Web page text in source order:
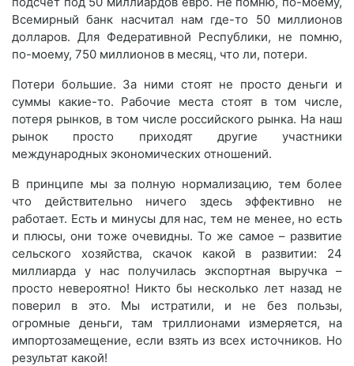
Всемирный банк насчитал нам где-то 50 миллионов
долларов. Для Федеративной Республики, не помню,
по-моему, 750 миллионов в месяц, что ли, потери.
Потери большие. За ними стоят не просто деньги и
суммы какие-то. Рабочие места стоят в том числе,
потеря рынков, в том числе российского рынка. На наш
рынок просто приходят другие участники
международных экономических отношений.
В принципе мы за полную нормализацию, тем более
что действительно ничего здесь эффективно не
работает. Есть и минусы для нас, тем не менее, но есть
и плюсы, они тоже очевидны. То же самое – развитие
сельского хозяйства, скачок какой в развитии: 24
миллиарда у нас получилась экспортная выручка –
просто невероятно! Никто бы несколько лет назад не
поверил в это. Мы истратили, и не без пользы,
огромные деньги, там триллионами измеряется, на
импортозамещение, если взять из всех источников. Но
результат какой!